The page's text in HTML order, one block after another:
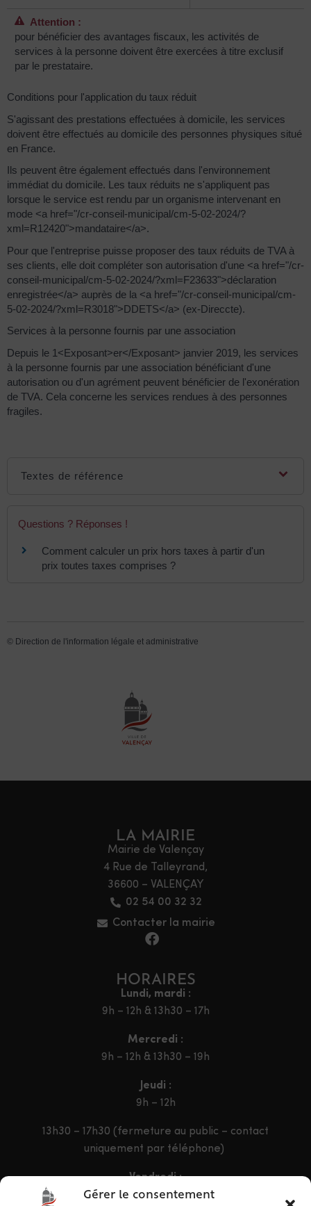
Gérer le consentement
Attention :
pour bénéficier des avantages fiscaux, les activités de
services à la personne doivent être exercées à titre exclusif
par le prestataire.
Conditions pour l'application du taux réduit
S'agissant des prestations effectuées à domicile, les services
doivent être effectués au domicile des personnes physiques situé
en France.
Ils peuvent être également effectués dans l'environnement
immédiat du domicile. Les taux réduits ne s'appliquent pas
lorsque le service est rendu par un organisme intervenant en
mode <a href="/cr-conseil-municipal/cm-5-02-2024/?
xml=R12420">mandataire</a>.
Pour que l'entreprise puisse proposer des taux réduits de TVA à
ses clients, elle doit compléter son autorisation d'une <a href="/cr-
conseil-municipal/cm-5-02-2024/?xml=F23633">déclaration
enregistrée</a> auprès de la <a href="/cr-conseil-municipal/cm-
5-02-2024/?xml=R3018">DDETS</a> (ex-Direccte).
Services à la personne fournis par une association
Depuis le 1<Exposant>er</Exposant> janvier 2019, les services
à la personne fournis par une association bénéficiant d'une
autorisation ou d'un agrément peuvent bénéficier de l'exonération
de TVA. Cela concerne les services rendues à des personnes
fragiles.
Textes de référence
Questions ? Réponses !
Comment calculer un prix hors taxes à partir d'un
prix toutes taxes comprises ?
© Direction de l'information légale et administrative
LA MAIRIE
Mairie de Valençay
4 Rue de Talleyrand,
36600 – VALENÇAY
02 54 00 32 32
Contacter la mairie
HORAIRES
Lundi, mardi :
9h – 12h & 13h30 – 17h
Mercredi :
9h – 12h & 13h30 – 19h
Jeudi :
9h – 12h
13h30 – 17h30 (fermeture au public – contact
uniquement par téléphone)
Vendredi :
9h – 12h & 13h30 – 16h30